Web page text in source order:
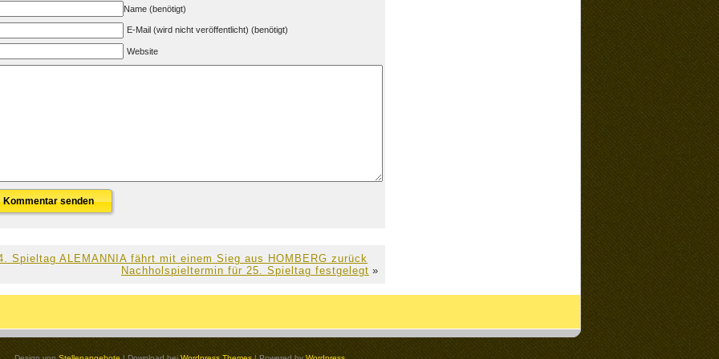
Name (benötigt)
E-Mail (wird nicht veröffentlicht) (benötigt)
Website
Spieltag ALEMANNIA fährt mit einem Sieg aus HOMBERG zurück
Nachholspieltermin für 25. Spieltag festgelegt »